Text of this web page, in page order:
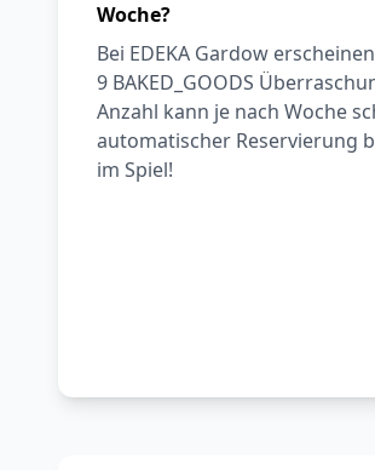
Woche?
Bei EDEKA Gardow
9 BAKED_GOODS
Anzahl kann je nach Woche
automatischer Reservierung
im Spiel!